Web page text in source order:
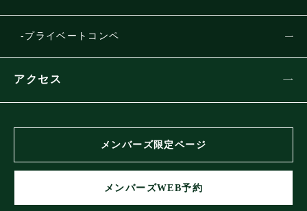
プライベートコンペ
アクセス
メンバーズ限定ページ
メンバーズWEB予約